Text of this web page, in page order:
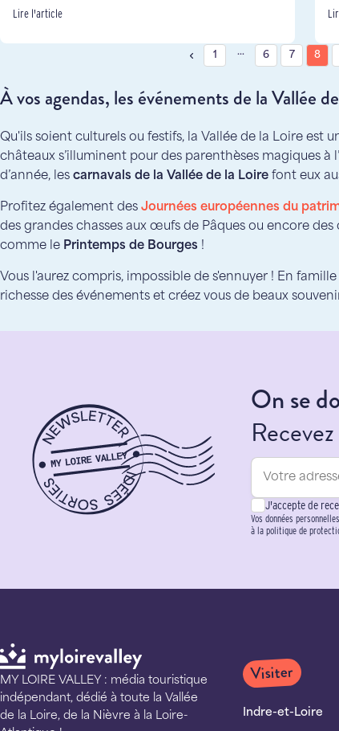
Lire l'article
1 … 6 7 8
À vos agendas, les événements de la Vallée
Qu'ils soient culturels ou festifs, la Vallée de la Loire est
châteaux s’illuminent pour des parenthèses magiques à
d’année, les carnavals de la Vallée de la Loire font eux
Profitez également des Journées européennes du
des grandes chasses aux œufs de Pâques ou encore
comme le Printemps de Bourges !
Vous l'aurez compris, impossible de s'ennuyer ! En
richesse des événements et créez vous de beaux
On se
J'accepte de
Vos données
à la politique de
MY LOIRE VALLEY : média touristique
indépendant, dédié à toute la Vallée
de la Loire, de la Nièvre à la Loire-
Visiter
Indre-et-Loire